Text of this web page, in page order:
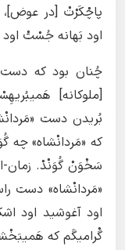
پاچْکَرْتْ [در عوض]،
اود بَهانه جُسْتْ
چُنان بود که دست
[ملوکانه]
بُریدن دست
که «مَردانْشاه» چه
سَخْوَنْ گُوَنْدْ. زمان-
«مَردانْشاه» دست
اود آغوشید اود
گْرامیگَم که